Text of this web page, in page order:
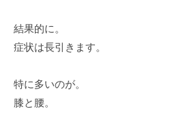
結果的に。
症状は長引きます。
特に多いのが。
膝と腰。